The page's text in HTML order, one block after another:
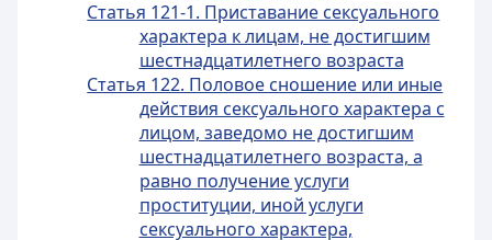
Статья 121-1. Приставание сексуального
характера к лицам, не достигшим
шестнадцатилетнего возраста
Статья 122. Половое сношение или иные
действия сексуального характера с
лицом, заведомо не достигшим
шестнадцатилетнего возраста, а
равно получение услуги
проституции, иной услуги
сексуального характера,